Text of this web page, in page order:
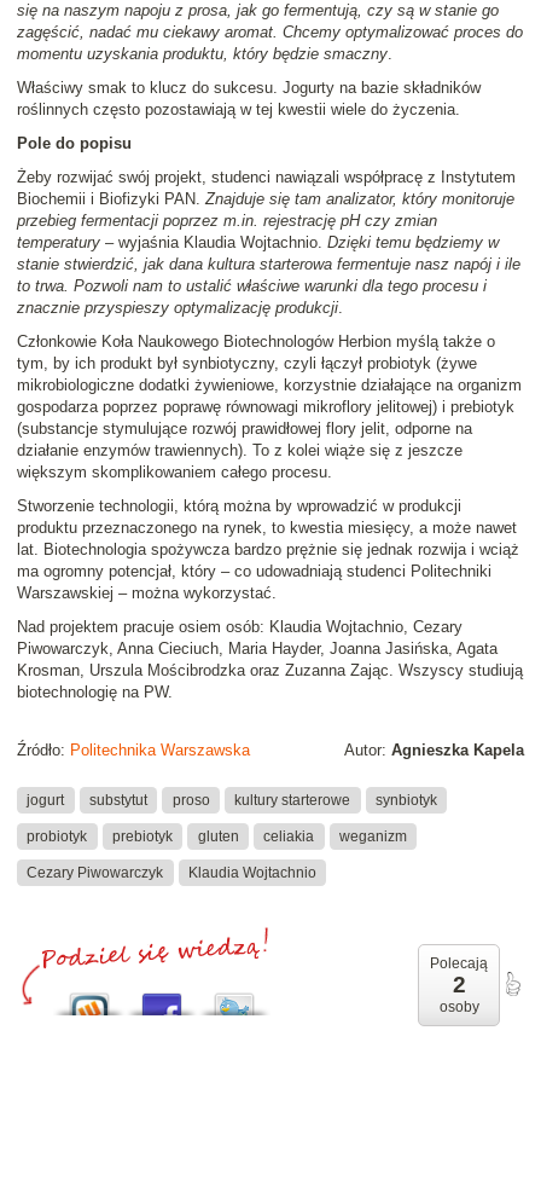
się na naszym napoju z prosa, jak go fermentują, czy są w stanie go
zagęścić, nadać mu ciekawy aromat. Chcemy optymalizować proces do
momentu uzyskania produktu, który będzie smaczny.
Właściwy smak to klucz do sukcesu. Jogurty na bazie składników
roślinnych często pozostawiają w tej kwestii wiele do życzenia.
Pole do popisu
Żeby rozwijać swój projekt, studenci nawiązali współpracę z Instytutem
Biochemii i Biofizyki PAN.Znajduje się tam analizator, który monitoruje
przebieg fermentacji poprzez m.in. rejestrację pH czy zmian
temperatury – wyjaśnia Klaudia Wojtachnio. Dzięki temu będziemy w
stanie stwierdzić, jak dana kultura starterowa fermentuje nasz napój i ile
to trwa. Pozwoli nam to ustalić właściwe warunki dla tego procesu i
znacznie przyspieszy optymalizację produkcji.
Członkowie Koła Naukowego Biotechnologów Herbion myślą także o
tym, by ich produkt był synbiotyczny, czyli łączył probiotyk (żywe
mikrobiologiczne dodatki żywieniowe, korzystnie działające na organizm
gospodarza poprzez poprawę równowagi mikroflory jelitowej) i prebiotyk
(substancje stymulujące rozwój prawidłowej flory jelit, odporne na
działanie enzymów trawiennych). To z kolei wiąże się z jeszcze
większym skomplikowaniem całego procesu.
Stworzenie technologii, którą można by wprowadzić w produkcji
produktu przeznaczonego na rynek, to kwestia miesięcy, a może nawet
lat. Biotechnologia spożywcza bardzo prężnie się jednak rozwija i wciąż
ma ogromny potencjał, który – co udowadniają studenci Politechniki
Warszawskiej – można wykorzystać.
Nad projektem pracuje osiem osób: Klaudia Wojtachnio, Cezary
Piwowarczyk, Anna Cieciuch, Maria Hayder, Joanna Jasińska, Agata
Krosman, Urszula Mościbrodzka oraz Zuzanna Zając. Wszyscy studiują
biotechnologię na PW.
Autor: Agnieszka Kapela
Źródło: Politechnika Warszawska
jogurt substytut proso kultury starterowe synbiotyk
probiotyk prebiotyk gluten celiakia weganizm
Cezary Piwowarczyk Klaudia Wojtachnio
Polecają
2
osoby